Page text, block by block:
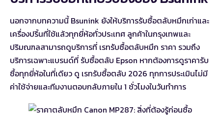
นอกจากบทความนี้ Bsunink ยังให้บริการรับซื้อตลับหมึกเก่าและ
เครื่องปริ้นที่ใช้แล้วทุกยี่ห้อทั่วประเทศ ลูกค้าในกรุงเทพและ
ปริมณฑลสามารถดูบริการที่ เรทรับซื้อตลับหมึก ราคา รวมถึง
บริการเฉพาะแบรนด์ที่ รับซื้อตลับ Epson หากต้องการดูราคารับ
ซื้อทุกยี่ห้อในที่เดียว ดู เรทรับซื้อตลับ 2026 ทุกการประเมินไม่มี
ค่าใช้จ่ายและทีมงานตอบกลับภายใน 1 ชั่วโมงในวันทำการ